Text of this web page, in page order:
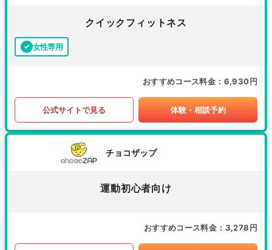
クイックフィットネス
女性専用
おすすめコース料金 6,930円
公式サイトで見る 体験・相談予約
チョコザップ
運動初心者向け
おすすめコース料金 3,278円